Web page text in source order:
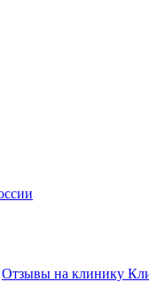
Отзывы на клинику